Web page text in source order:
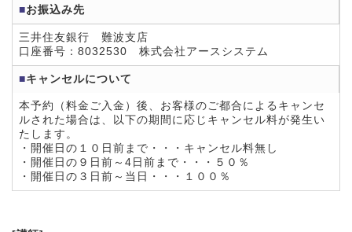
■お振込み先
三井住友銀行 難波支店
口座番号：8032530 株式会社アースシステム
■キャンセルについて
本予約（料金ご入金）後、お客様のご都合によるキャンセ
ルされた場合は、以下の期間に応じキャンセル料が発生い
たします。
・開催日の１０日前まで・・・キャンセル料無し
・開催日の９日前～4日前まで・・・５０％
・開催日の３日前～当日・・・１００％